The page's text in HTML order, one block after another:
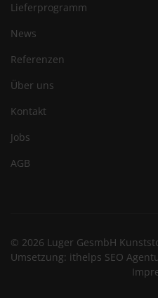
Lieferprogramm
News
Referenzen
Über uns
Kontakt
Jobs
AGB
© 2026 Luger GesmbH
Umsetzung: ithelps SEO